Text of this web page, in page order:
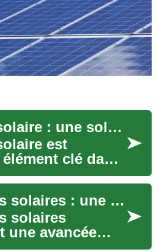
La batterie solaire : une solution de stockage d'énergie pour la maison
est
clé dans
l'énergie
offrant une
Les batteries solaires : une solution de stockage d'énergie pour votre maison
solaires
une avancée
le domaine